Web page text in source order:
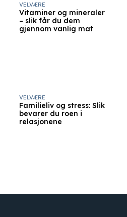
Vitaminer og mineraler
– slik får du dem
gjennom vanlig mat
VELVÆRE
Familieliv og stress: Slik
bevarer du roen i
relasjonene
VELVÆRE